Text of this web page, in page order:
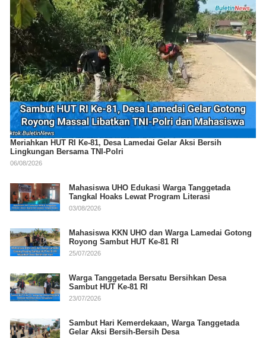
Meriahkan HUT RI Ke-81, Desa Lamedai Gelar Aksi Bersih
Lingkungan Bersama TNI-Polri
06/08/2026
Mahasiswa UHO Edukasi Warga Tanggetada
Tangkal Hoaks Lewat Program Literasi
03/08/2026
Mahasiswa KKN UHO dan Warga Lamedai Gotong
Royong Sambut HUT Ke-81 RI
25/07/2026
Warga Tanggetada Bersatu Bersihkan Desa
Sambut HUT Ke-81 RI
23/07/2026
Sambut Hari Kemerdekaan, Warga Tanggetada
Gelar Aksi Bersih-Bersih Desa